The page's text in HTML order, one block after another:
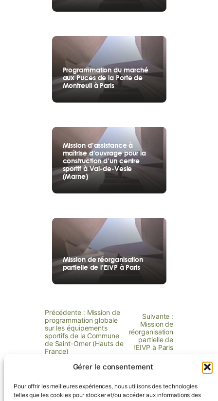
Gérer le consentement
Pour offrir les meilleures expériences, nous utilisons des technologies
telles que les cookies pour stocker et/ou accéder aux informations des
Programmation du marché
aux Puces de la Porte de
Montreuil à Paris
Mission d’assistance à
maîtrise d’ouvrage pour la
construction d’un centre
sportif à Val-de-Vesle
(Marne)
Mission de réorganisation
partielle de l’EIVP à Paris
Précédente : Mission de
programmation globale
sur les équipements
sportifs de la Commune
de Saint-Omer (Hauts de
France)
Suivante :
Mission de
réorganisation
partielle de
l’EIVP à Paris